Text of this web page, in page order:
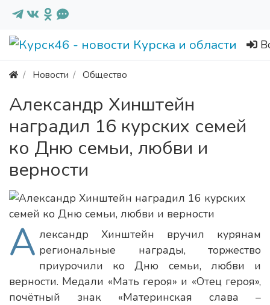
Новости Общество
Александр Хинштейн
наградил 16 курских семей
ко Дню семьи, любви и
верности
А лександр Хинштейн вручил курянам
региональные награды, торжество
приурочили ко Дню семьи, любви и
верности. Медали «Мать героя» и «Отец героя»,
почётный знак «Материнская слава –